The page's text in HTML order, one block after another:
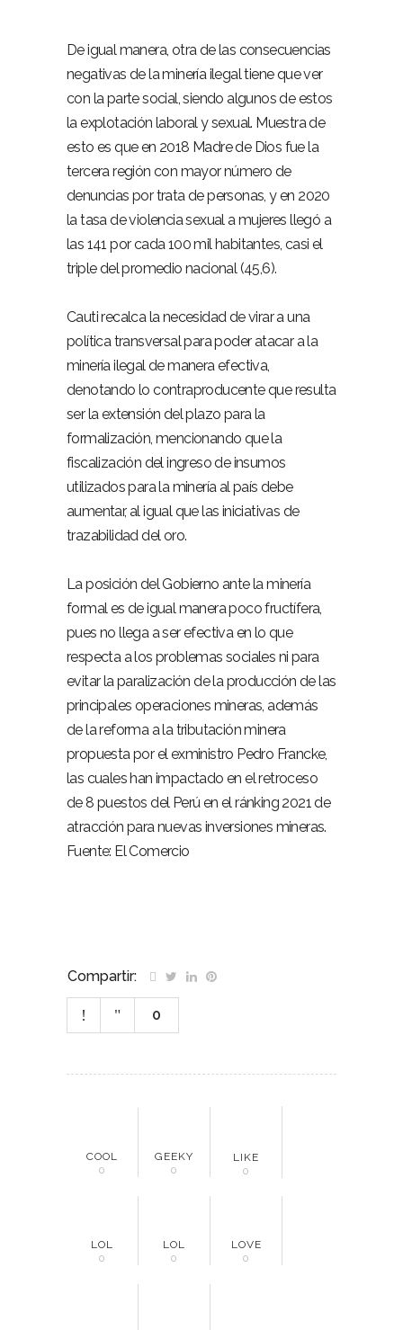
De igual manera, otra de las consecuencias
negativas de la minería ilegal tiene que ver
con la parte social, siendo algunos de estos
la explotación laboral y sexual. Muestra de
esto es que en 2018 Madre de Dios fue la
tercera región con mayor número de
denuncias por trata de personas, y en 2020
la tasa de violencia sexual a mujeres llegó a
las 141 por cada 100 mil habitantes, casi el
triple del promedio nacional (45,6).
Cauti recalca la necesidad de virar a una
política transversal para poder atacar a la
minería ilegal de manera efectiva,
denotando lo contraproducente que resulta
ser la extensión del plazo para la
formalización, mencionando que la
fiscalización del ingreso de insumos
utilizados para la minería al país debe
aumentar, al igual que las iniciativas de
trazabilidad del oro.
La posición del Gobierno ante la minería
formal es de igual manera poco fructífera,
pues no llega a ser efectiva en lo que
respecta a los problemas sociales ni para
evitar la paralización de la producción de las
principales operaciones mineras, además
de la reforma a la tributación minera
propuesta por el exministro Pedro Francke,
las cuales han impactado en el retroceso
de 8 puestos del Perú en el ránking 2021 de
atracción para nuevas inversiones mineras.
Fuente: El Comercio
Compartir:
0
COOL
0
GEEKY
0
LIKE
0
LOL
0
LOL
0
LOVE
0